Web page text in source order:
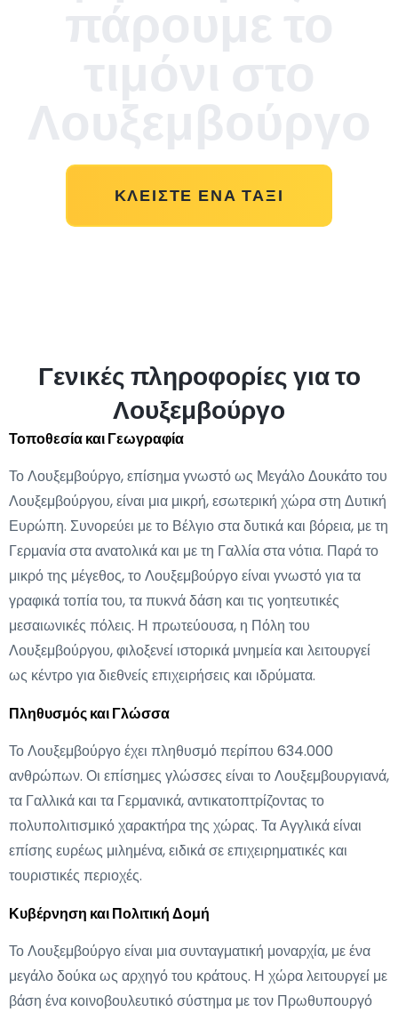
ΚΛΕΊΣΤΕ ΈΝΑ ΤΑΞΊ
Γενικές πληροφορίες για το
Λουξεμβούργο
Τοποθεσία και Γεωγραφία
Το Λουξεμβούργο, επίσημα γνωστό ως Μεγάλο Δουκάτο του
Λουξεμβούργου, είναι μια μικρή, εσωτερική χώρα στη Δυτική
Ευρώπη. Συνορεύει με το Βέλγιο στα δυτικά και βόρεια, με τη
Γερμανία στα ανατολικά και με τη Γαλλία στα νότια. Παρά το
μικρό της μέγεθος, το Λουξεμβούργο είναι γνωστό για τα
γραφικά τοπία του, τα πυκνά δάση και τις γοητευτικές
μεσαιωνικές πόλεις. Η πρωτεύουσα, η Πόλη του
Λουξεμβούργου, φιλοξενεί ιστορικά μνημεία και λειτουργεί
ως κέντρο για διεθνείς επιχειρήσεις και ιδρύματα.
Πληθυσμός και Γλώσσα
Το Λουξεμβούργο έχει πληθυσμό περίπου 634.000
ανθρώπων. Οι επίσημες γλώσσες είναι το Λουξεμβουργιανά,
τα Γαλλικά και τα Γερμανικά, αντικατοπτρίζοντας το
πολυπολιτισμικό χαρακτήρα της χώρας. Τα Αγγλικά είναι
επίσης ευρέως μιλημένα, ειδικά σε επιχειρηματικές και
τουριστικές περιοχές.
Κυβέρνηση και Πολιτική Δομή
Το Λουξεμβούργο είναι μια συνταγματική μοναρχία, με ένα
μεγάλο δούκα ως αρχηγό του κράτους. Η χώρα λειτουργεί με
βάση ένα κοινοβουλευτικό σύστημα με τον Πρωθυπουργό